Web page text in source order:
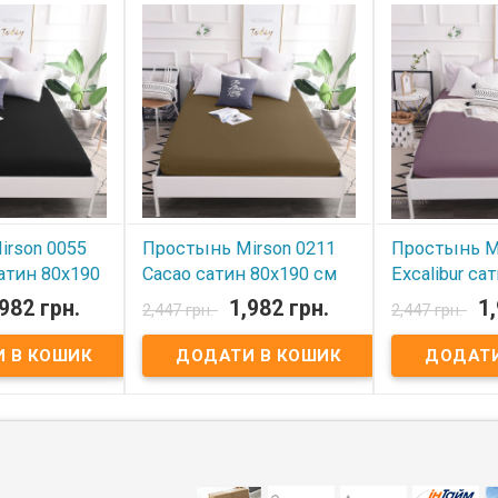
0055
80x190
по
на
грн.

Простынь Mirson 0211
Cacao сатин 80x190 см
на резинке по
периметру
В наявності
сатин Простынь на резинке по
шоколадный. Плотность: 190-
2,447 грн. 1,982 грн.

Простынь
Excalibur
см на
периметру
В
Excalibur
хлопок. Цвет:
2,447 грн.